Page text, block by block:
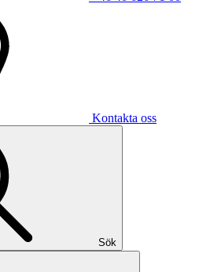
Kontakta oss
Sök